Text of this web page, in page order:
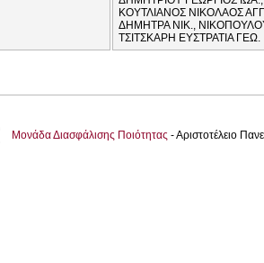
ΚΟΥΤΛΙΑΝΟΣ ΝΙΚΟΛΑΟΣ
ΔΗΜΗΤΡΑ ΝΙΚ.,
ΤΣΙΤΣΚΑΡΗ ΕΥΣΤΡΑΤΙΑ ΓΕΩ.
Μονάδα Διασφάλισης Ποιότητας - Αριστοτέλειο